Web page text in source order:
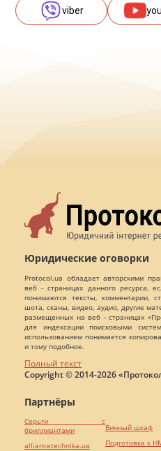
viber
Юридические оговорки
Protocol.ua обладает авторскими
веб - страницах данного ресурса,
понимаются тексты, комментарии,
шота, сканы, видео, аудио, другие
размещенных на веб - страницах
для индексации поисковыми
использованием понимается
и тому подобное.
Полный текст
Copyright © 2014-2026
Партнёры
Серьги с
бриллиантами
alliancetechnika.ua
Винный шкаф
Подготовка к